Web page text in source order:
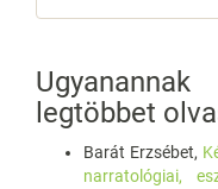
legtöbbet
Barát Erzsébet,
narratológiai,